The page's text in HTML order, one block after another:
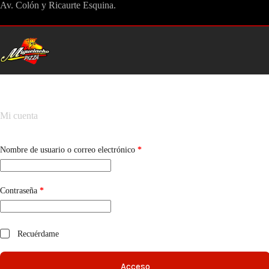
Saltar
contenido
Av. Colón y Ricaurte Esquina.
Mi cuenta
Nombre de usuario o correo electrónico *Obligatorio
Contraseña *Obligatorio
Recuérdame
Acceso